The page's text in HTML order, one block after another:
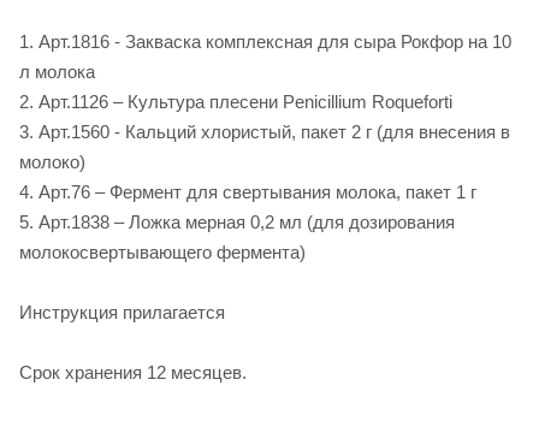
1. Арт.1816 - Закваска комплексная для сыра Рокфор на 10
л молока
2. Арт.1126 – Культура плесени Penicillium Roqueforti
3. Арт.1560 - Кальций хлористый, пакет 2 г (для внесения в
молоко)
4. Арт.76 – Фермент для свертывания молока, пакет 1 г
5. Арт.1838 – Ложка мерная 0,2 мл (для дозирования
молокосвертывающего фермента)
Инструкция прилагается
Срок хранения 12 месяцев.